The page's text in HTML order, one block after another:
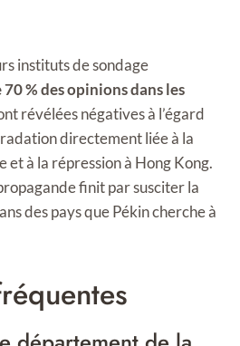
instituts de sondage
70 % des opinions dans les
révélées négatives à l’égard
directement liée à la
et à la répression à Hong Kong.
finit par susciter la
des pays que Pékin cherche à